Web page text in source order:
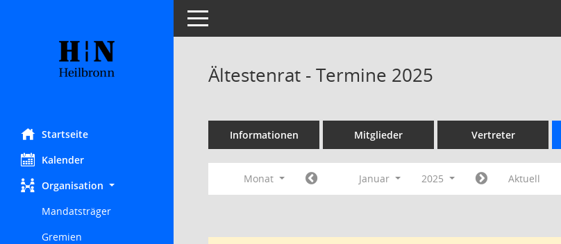
Startseite
Kalender
Organisation
Mandatsträger
Gremien
Toggle navigation
Ältestenrat - Termine 2025
Informationen Mitglieder Vertreter
Monat Januar 2025 Aktuell